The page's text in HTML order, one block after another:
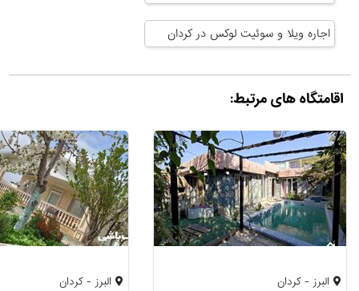
اجاره ویلا و سوئیت لوکس در کردان
اقامتگاه های مرتبط:
البرز - کردان البرز - کردان